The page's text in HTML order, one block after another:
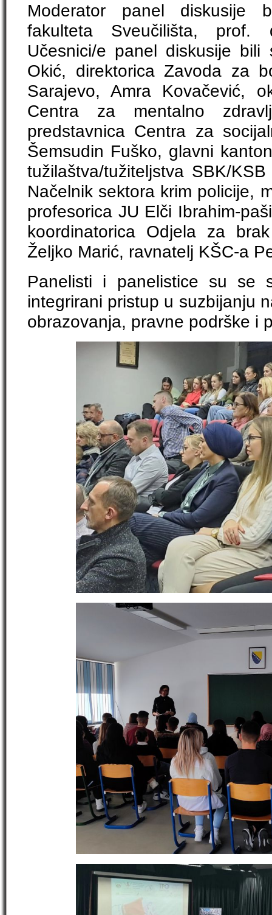
Moderator panel diskusije
fakulteta Sveučilišta,
Učesnici/e panel diskusije
Okić, direktorica Zavoda za
Sarajevo, Amra Kovačević,
Centra za mentalno
predstavnica Centra za
Šemsudin Fuško, glavni
tužilaštva/tužiteljstva SBK/
Načelnik sektora krim policije,
profesorica JU Elči Ibrahim-
koordinatorica Odjela za
Željko Marić, ravnatelj KŠC-a
Panelisti i panelistice su se
integrirani pristup u suzbijanju
obrazovanja, pravne podrške i